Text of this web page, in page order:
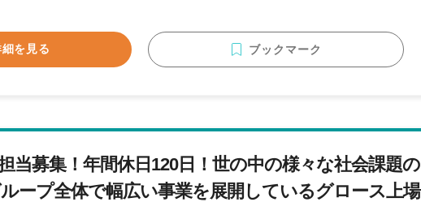
の姿勢を持って業務に臨む事が出来る方 ・地道な作業やルーティーンワークな業務
を見る ブックマーク
当募集！年間休日120日！世の中の様々な社会課題の
ープ全体で幅広い事業を展開しているグロース上場